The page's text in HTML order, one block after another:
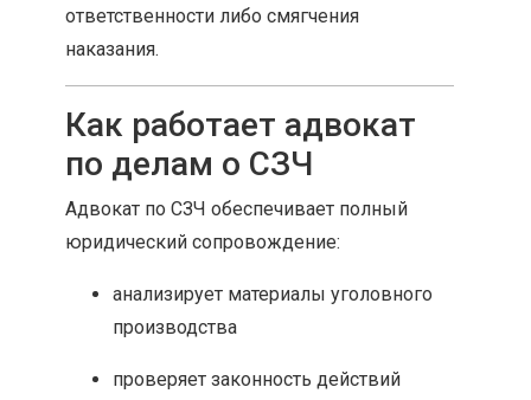
ответственности либо смягчения
наказания.
Как работает адвокат
по делам о СЗЧ
Адвокат по СЗЧ обеспечивает полный
юридический сопровождение:
анализирует материалы уголовного
производства
проверяет законность действий